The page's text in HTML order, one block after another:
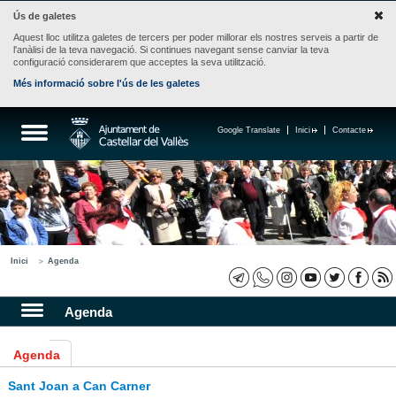
Ús de galetes
Aquest lloc utilitza galetes de tercers per poder millorar els nostres serveis a partir de
l'anàlisi de la teva navegació. Si continues navegant sense canviar la teva
configuració considerarem que acceptes la seva utilització.
Més informació sobre l'ús de les galetes
Contacte
Inici
Google Translate
Inici Agenda
Agenda
Agenda
Sant Joan a Can Carner